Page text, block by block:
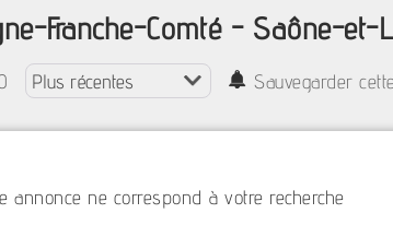
Franche-Comté - Saône-et-
Sauvegarder
annonce ne correspond à votre recherche